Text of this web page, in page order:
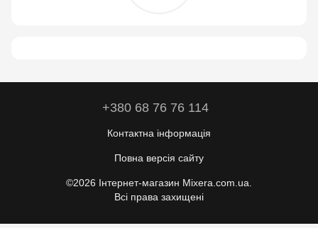
+380 68 76 76 114
Контактна інформація
Повна версія сайту
©2026 Інтернет-магазин Mixera.com.ua.
Всі права захищені